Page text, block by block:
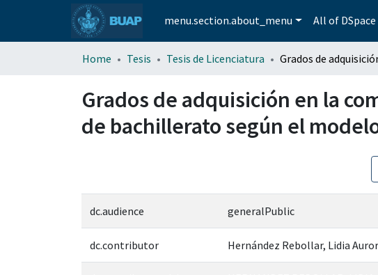
menu.section.about_menu All of DSpace
Home Tesis Tesis de Licenciatura
Grados de adquisición en la
de bachillerato según el
dc.audience generalPublic
dc.contributor Hernández Rebollar, Lidia